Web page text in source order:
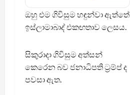
ඔහු එම ගිවිසුම හඳුන්වා ඇත්තේ
ඉස්ලාමාබාද් එකඟතාව ලෙසය.
සිකුරාදා ගිවිසුම අත්සන්
කෙරෙන බව ජනාධිපති ට්‍රම්ප් ද
පවසා ඇත.